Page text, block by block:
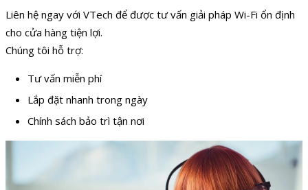
Liên hệ ngay với VTech để được tư vấn giải pháp Wi-Fi ổn định
cho cửa hàng tiện lợi.
Chúng tôi hỗ trợ:
Tư vấn miễn phí
Lắp đặt nhanh trong ngày
Chính sách bảo trì tận nơi